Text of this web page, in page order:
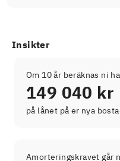
Insikter
Om 10 år beräknas ni
149 040 kr
på lånet på er nya
Amorteringskravet går